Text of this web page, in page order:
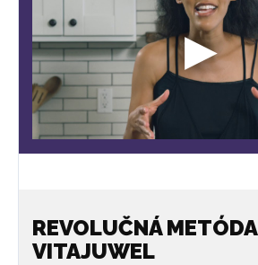
REVOLUČNÁ METÓDA
VITAJUWEL